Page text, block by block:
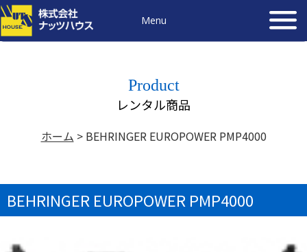
Menu
Product
レンタル商品
ホーム > BEHRINGER EUROPOWER PMP4000
BEHRINGER EUROPOWER PMP4000